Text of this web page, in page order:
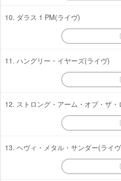
10. ダラス 1 PM(ライヴ)
11. ハングリー・イヤーズ(ライヴ)
12. ストロング・アーム・オブ・ザ・
13. ヘヴィ・メタル・サンダー(ライ